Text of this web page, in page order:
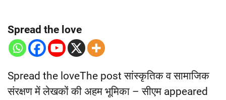
Spread the love
Spread the loveThe post सांस्कृतिक व सामाजिक
संरक्षण में लेखकों की अहम भूमिका – सीएम appeared